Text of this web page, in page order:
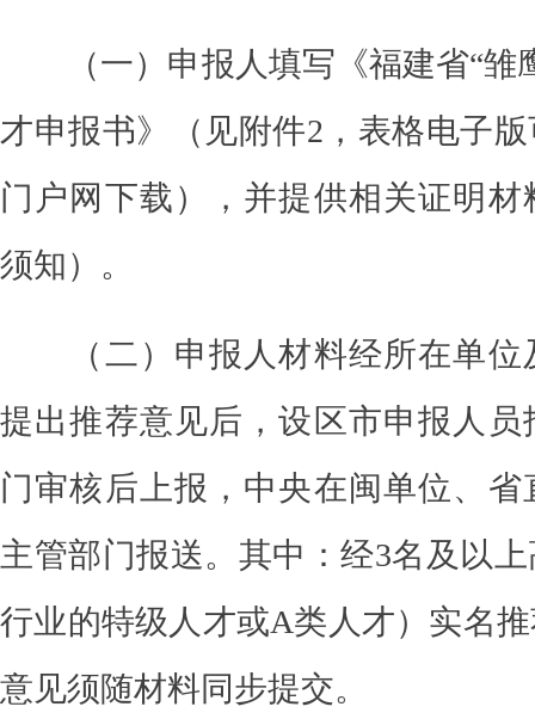
（一）申报人填写《福建省“雏
才申报书》（ 见附件2，表格电子
门户网下载），并提供相关证明
须知）。
（二）申报人材料经所在单
提出推荐意见后，设区市申报人员
门审核后上报，中央在闽单位、
主管部门报送。 其中：经3名及以
行业的特级人才或A类人才）实名
意见须随材料同步提交。